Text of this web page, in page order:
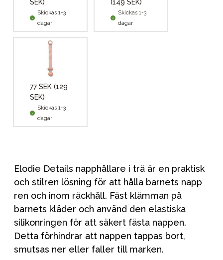
SEK)
Skickas 1-3
dagar
(149 SEK)
Skickas 1-3
dagar
77 SEK (129
SEK)
Skickas 1-3
dagar
Elodie Details napphållare i trä är en praktisk
och stilren lösning för att hålla barnets napp
ren och inom räckhåll. Fäst klämman på
barnets kläder och använd den elastiska
silikonringen för att säkert fästa nappen.
Detta förhindrar att nappen tappas bort,
smutsas ner eller faller till marken.